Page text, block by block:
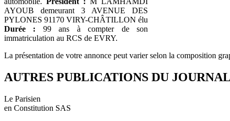
AYOUB demeurant 3 AVENUE DES
PYLONES 91170 VIRY-CHÂTILLON élu
Durée : 99 ans à compter de son
immatriculation au RCS de EVRY.
La présentation de votre annonce peut varier selon la composition
AUTRES PUBLICATIONS DU JOURNAL
Le Parisien
en Constitution SAS